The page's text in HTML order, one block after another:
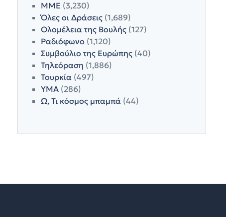
ΜΜΕ (3,230)
Όλες οι Δράσεις(1,689)
Ολομέλεια της Βουλής(127)
Ραδιόφωνο (1,120)
Συμβούλιο της Ευρώπης(40)
Τηλεόραση (1,886)
Τουρκία(497)
ΥΜΑ(286)
Ω, Τι κόσμος μπαμπά(44)